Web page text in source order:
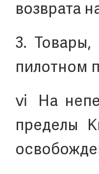
возврата
3.
пилотном
ⅵ На
пределы